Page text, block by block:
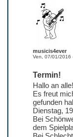
musicis4ever
Ven, 07/01/2016
Termin!
Hallo an alle!
Es freut
gefunden
Dienstag,
Bei
dem